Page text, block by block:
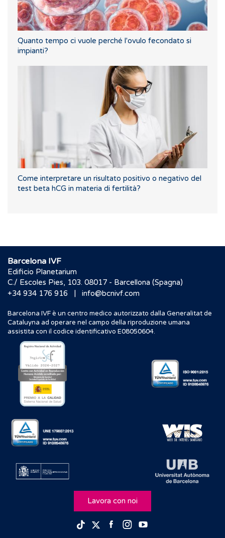
Quanto tempo ci vuole perché l'ovulo fecondato si
impianti?
Come interpretare un risultato positivo o negativo del
test beta hCG in materia di fertilità?
Barcelona IVF
Edificio Planetarium
C./ Escoles Pies, 103. 08017 - Barcellona (Spagna)
+34 934 176 916
| info@bcnivf.com
Barcelona IVF è un centro medico autorizzato dalla Generalitat de
Cataluyna ad operare nel campo della riproduzione umana
assistita con il codice identificativo E08050604.
Lavora con noi
TikTokTwitterFacebook
Instagram